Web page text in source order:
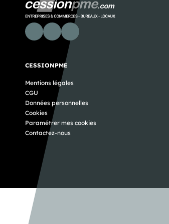
CESSIONPME
Mentions légales
CGU
Données personnelles
Cookies
Paramétrer mes cookies
Contactez-nous